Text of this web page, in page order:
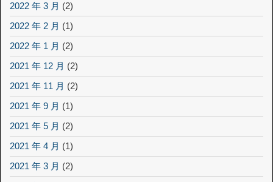
2022 年 3 月 (2)
2022 年 2 月 (1)
2022 年 1 月 (2)
2021 年 12 月 (2)
2021 年 11 月 (2)
2021 年 9 月 (1)
2021 年 5 月 (2)
2021 年 4 月 (1)
2021 年 3 月 (2)